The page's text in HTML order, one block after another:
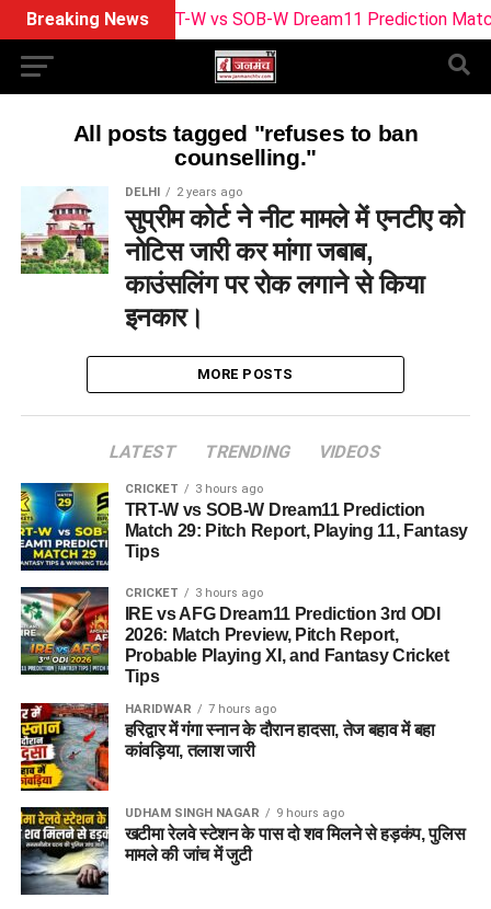
Breaking NewsTRT-W vs SOB-W Dream11 Prediction Match
All posts tagged "refuses to ban
counselling."
DELHI 2 years ago
सुप्रीम कोर्ट ने नीट मामले में एनटीए को
नोटिस जारी कर मांगा जबाब,
काउंसलिंग पर रोक लगाने से किया
इनकार।
MORE POSTS
LATEST TRENDING VIDEOS
CRICKET 3 hours ago
TRT-W vs SOB-W Dream11 Prediction
Match 29: Pitch Report, Playing 11, Fantasy
Tips
CRICKET 3 hours ago
IRE vs AFG Dream11 Prediction 3rd ODI
2026: Match Preview, Pitch Report,
Probable Playing XI, and Fantasy Cricket
Tips
HARIDWAR 7 hours ago
हरिद्वार में गंगा स्नान के दौरान हादसा, तेज बहाव में बहा
कांवड़िया, तलाश जारी
UDHAM SINGH NAGAR 9 hours ago
खटीमा रेलवे स्टेशन के पास दो शव मिलने से हड़कंप, पुलिस
मामले की जांच में जुटी